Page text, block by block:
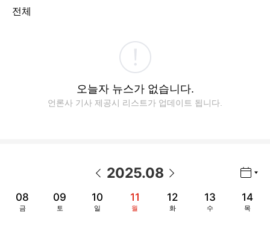
전체
오늘자 뉴스가 없습니다.
언론사 기사 제공시 리스트가 업데이트 됩니다.
2025.08
08
금
09
토
10
일
11
월
12
화
13
수
14
목